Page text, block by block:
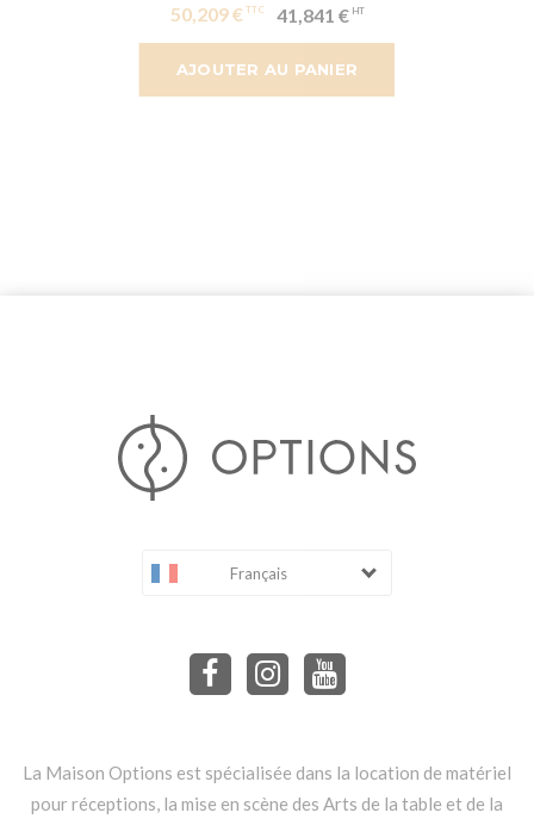
AJOUTER AU PANIER
50,209 € 41,841 €
Français
La Maison Options est spécialisée dans la location de matériel
pour réceptions, la mise en scène des Arts de la table et de la